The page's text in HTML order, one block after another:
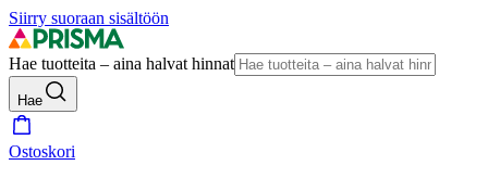
Siirry suoraan sisältöön
Hae tuotteita – aina halvat hinnat
Hae
Ostoskori